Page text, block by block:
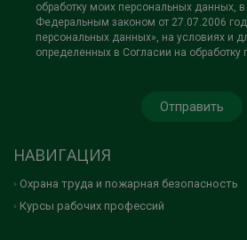
обработку моих персональных данных, в
Федеральным законом от 27.07.2006
персональных данных», на условиях и
определенных в Согласии на
НАВИГАЦИЯ
Охрана труда и пожарная безопасность
Курсы рабочих профессий